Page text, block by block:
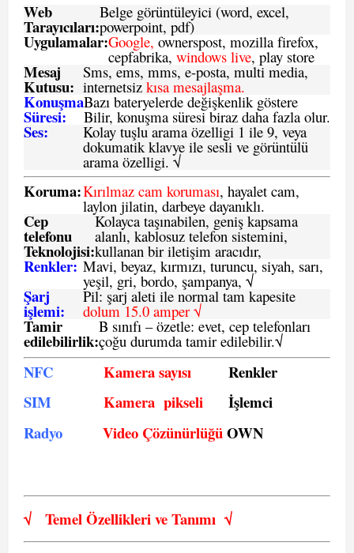
Web
Tarayıcıları:
Belge görüntüleyici (word, excel,
powerpoint, pdf)
Uygulamalar:Google, ownerspost, mozilla firefox,
cepfabrika, windows live, play store
Mesaj
Kutusu:
Sms, ems, mms, e-posta, multi media,
internetsiz kısa mesajlaşma.
Konuşma
Süresi:
Bazı bateryelerde değişkenlik göstere
Bilir, konuşma süresi biraz daha fazla olur.
Ses: Kolay tuşlu arama özelligi 1 ile 9, veya
dokumatik klavye ile sesli ve görüntülü
arama özelligi. √
Koruma:Kırılmaz cam koruması, hayalet cam,
laylon jilatin, darbeye dayanıklı.
Cep
telefonu
Teknolojisi:
Kolayca taşınabilen, geniş kapsama
alanlı, kablosuz telefon sistemini,
kullanan bir iletişim aracıdır,
Renkler: Mavi, beyaz, kırmızı, turuncu, siyah, sarı,
yeşil, gri, bordo, şampanya, √
Şarj
işlemi:
Pil: şarj aleti ile normal tam kapesite
dolum 15.0 amper √
Tamir
edilebilirlik:
B sınıfı – özetle: evet, cep telefonları
çoğu durumda tamir edilebilir.√
NFC Kamera sayısı
Renkler
SIM
Kamera pikseli
İşlemci
Radyo
Video ÇözünürlüğüOWN
√ Temel Özellikleri veTanımı √